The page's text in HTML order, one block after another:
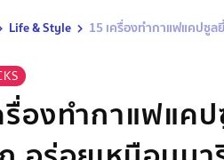
Life & Style 15 เครื่องทำกาแฟแคปซูล
รื่องทำกาแฟแค